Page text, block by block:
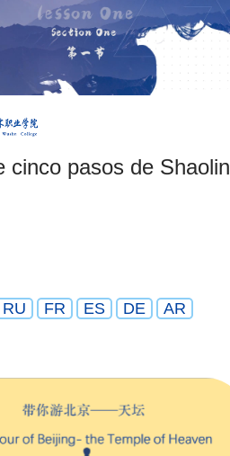
cinco pasos de Shaolin
RU FR ES DE AR